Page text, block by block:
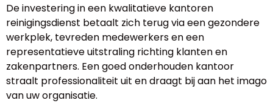
De investering in een kwalitatieve kantoren
reinigingsdienst betaalt zich terug via een gezondere
werkplek, tevreden medewerkers en een
representatieve uitstraling richting klanten en
zakenpartners. Een goed onderhouden kantoor
straalt professionaliteit uit en draagt bij aan het imago
van uw organisatie.